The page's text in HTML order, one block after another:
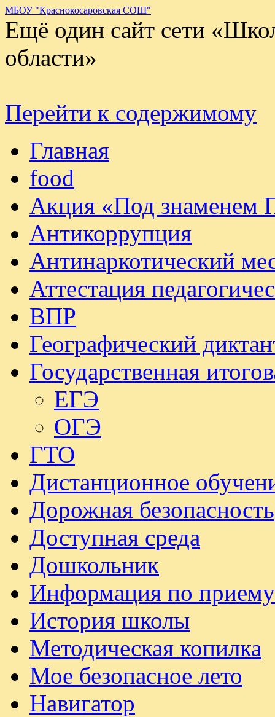
МБОУ "Краснокосаровская СОШ"
Ещё один сайт сети
области»
Перейти к содержимому
Главная
food
Акция «Под знаменем
Антикоррупция
Антинаркотический
Аттестация
ВПР
Географический
Государственная
ЕГЭ
ОГЭ
ГТО
Дистанционное
Дорожная безопасность
Доступная среда
Дошкольник
Информация по
История школы
Методическая копилка
Мое безопасное лето
Навигатор